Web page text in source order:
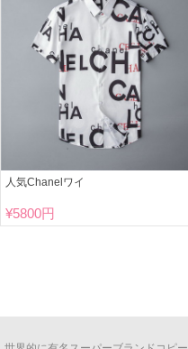
人気Chanelワイ
¥5800円